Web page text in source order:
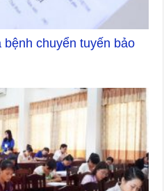
chuyển tuyến bảo